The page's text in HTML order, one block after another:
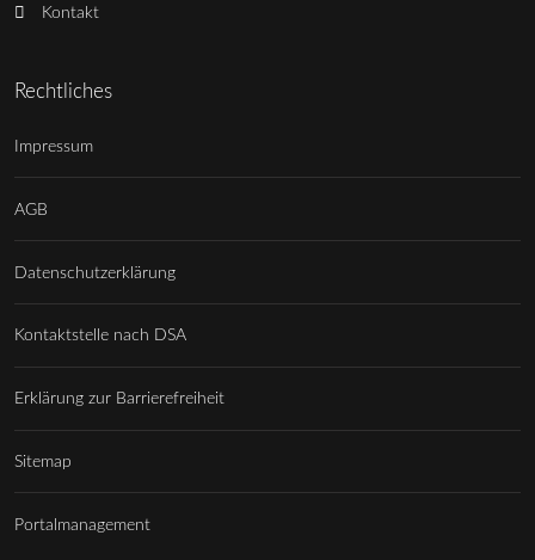
Kontakt
Rechtliches
Impressum
AGB
Datenschutzerklärung
Kontaktstelle nach DSA
Erklärung zur Barrierefreiheit
Sitemap
Portalmanagement